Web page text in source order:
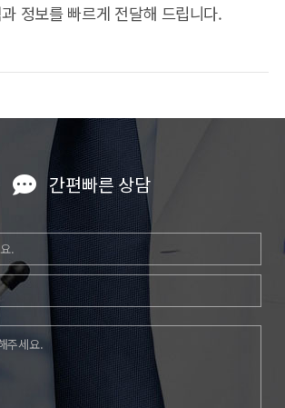
정보를 빠르게 전달해 드립니다.
간편빠른 상담